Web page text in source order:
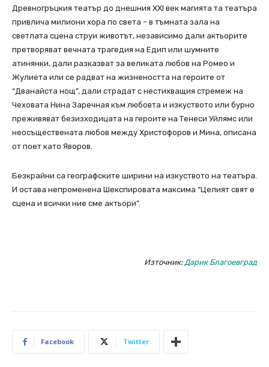
Древногръцкия театър до днешния ХХІ век магията та театъра
привлича милиони хора по света – в тъмната зала на
светлата сцена струи животът, независимо дали актьорите
претворяват вечната трагедия на Едип или шумните
атинянки, дали разказват за великата любов на Ромео и
Жулиета или се радват на жизнеността на героите от
“Дванайста нощ”, дали страдат с нестихващия стремеж на
Чеховата Нина Заречная към любовта и изкуството или бурно
преживяват безизходицата на героите на Тенеси Уйлямс или
неосъществената любов между Христофоров и Мина, описана
от поет като Яворов.
Безкрайни са географските ширини на изкуството на театъра.
И остава непроменена Шекспировата максима “Целият свят е
сцена и всички ние сме актьори”.
Източник:Дарик Благоевград
Facebook Twitter